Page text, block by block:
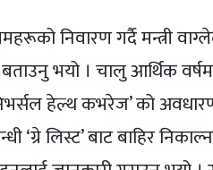
निवारण गर्दै मन्त्री
भयो । चालु आर्थिक
हेल्थ कभरेज’ को
‘ग्रे लिस्ट’ बाट बाहिर